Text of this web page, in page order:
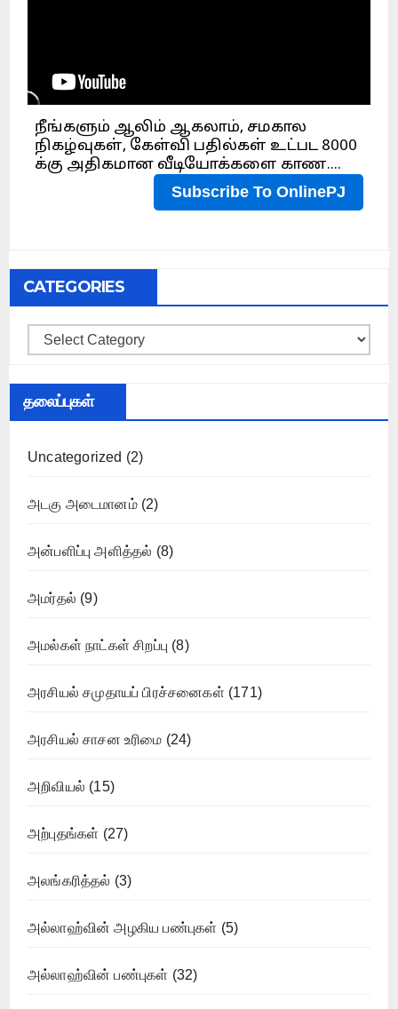
CATEGORIES
Categories
தலைப்புகள்
Uncategorized (2)
அடகு அடைமானம்(2)
அன்பளிப்பு அளித்தல் (8)
அமர்தல் (9)
அமல்கள் நாட்கள் சிறப்பு (8)
அரசியல் சமுதாயப் பிரச்சனைகள் (171)
அரசியல் சாசன உரிமை (24)
அறிவியல் (15)
அற்புதங்கள் (27)
அலங்கரித்தல் (3)
அல்லாஹ்வின் அழகிய பண்புகள் (5)
அல்லாஹ்வின் பண்புகள் (32)